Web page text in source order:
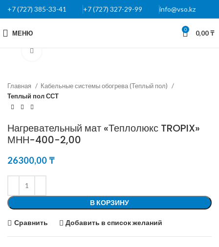
+7 (727) 385-33-41 +7 (727) 327-29-99 info@vso.kz
МЕНЮ 0 0,00₸
Главная
Кабельные системы обогрева (Теплый пол)
Теплый пол ССТ
Нагревательный мат «Теплолюкс TROPIX»
МНН-400-2,00
26300,00₸
В КОРЗИНУ
Сравнить Добавить в список желаний